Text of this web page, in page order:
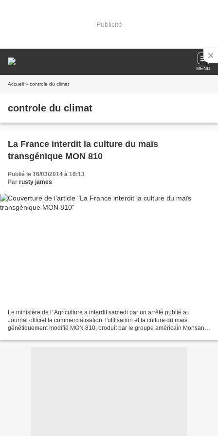
Publicité
MENU
Accueil » controle du climat
controle du climat
La France interdit la culture du maïs
transgénique MON 810
Publié le 16/03/2014 à 16:13
Par rusty james
Le ministère de l' Agriculture a interdit samedi par un arrêté publié au
Journal officiel la commercialisation, l'utilisation et la culture du maïs
génétiquement modifié MON 810, produit par le groupe américain Monsanto